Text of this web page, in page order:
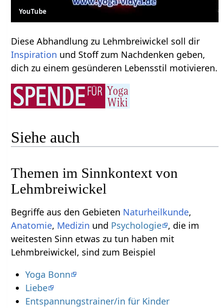
YouTube
Diese Abhandlung zu Lehmbreiwickel soll dir
Inspiration und Stoff zum Nachdenken geben,
dich zu einem gesünderen Lebensstil motivieren.
Siehe auch
Themen im Sinnkontext von
Lehmbreiwickel
Begriffe aus den Gebieten Naturheilkunde,
Anatomie, Medizin und Psychologie , die im
weitesten Sinn etwas zu tun haben mit
Lehmbreiwickel, sind zum Beispiel
Yoga Bonn
Liebe
Entspannungstrainer/in für Kinder